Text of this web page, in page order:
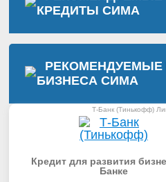
КРЕДИТЫСИМА
РЕКОМЕНДУЕМЫЕ
БИЗНЕСАСИМА
Т-Банк (Тинькофф)
Кредит для развития
Банке